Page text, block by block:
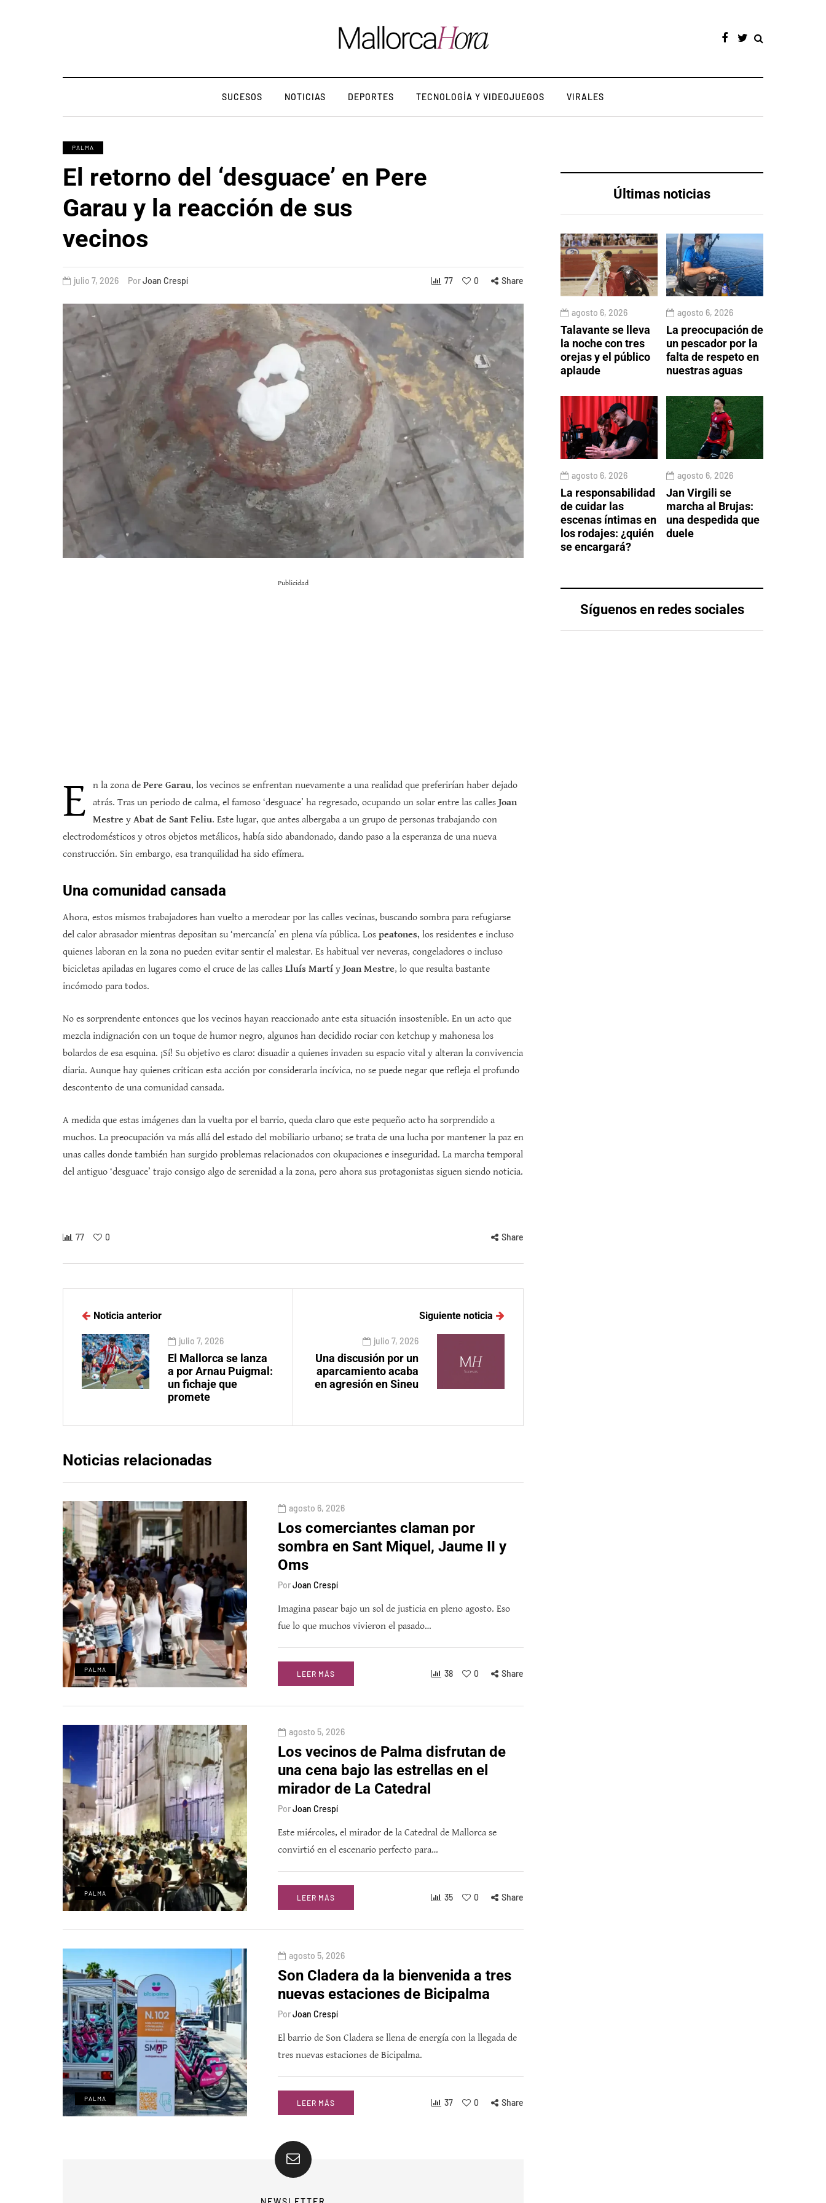
SUCESOS NOTICIAS DEPORTES TECNOLOGÍA Y VIDEOJUEGOS VIRALES
PALMA
El retorno del ‘desguace’ en Pere
Garau y la reacción de sus
vecinos
julio 7, 2026 PorJoan Crespí 77 0 Share
Publicidad
E n la zona de Pere Garau, los vecinos se enfrentan nuevamente a una realidad que preferirían haber dejado
atrás. Tras un periodo de calma, el famoso ‘desguace’ ha regresado, ocupando un solar entre las calles Joan
Mestre y Abat de Sant Feliu. Este lugar, que antes albergaba a un grupo de personas trabajando con
electrodomésticos y otros objetos metálicos, había sido abandonado, dando paso a la esperanza de una nueva
construcción. Sin embargo, esa tranquilidad ha sido efímera.
Una comunidad cansada
Ahora, estos mismos trabajadores han vuelto a merodear por las calles vecinas, buscando sombra para refugiarse
del calor abrasador mientras depositan su ‘mercancía’ en plena vía pública. Los peatones, los residentes e incluso
quienes laboran en la zona no pueden evitar sentir el malestar. Es habitual ver neveras, congeladores o incluso
bicicletas apiladas en lugares como el cruce de las calles Lluís Martí y Joan Mestre, lo que resulta bastante
incómodo para todos.
No es sorprendente entonces que los vecinos hayan reaccionado ante esta situación insostenible. En un acto que
mezcla indignación con un toque de humor negro, algunos han decidido rociar con ketchup y mahonesa los
bolardos de esa esquina. ¡Sí! Su objetivo es claro: disuadir a quienes invaden su espacio vital y alteran la convivencia
diaria. Aunque hay quienes critican esta acción por considerarla incívica, no se puede negar que refleja el profundo
descontento de una comunidad cansada.
A medida que estas imágenes dan la vuelta por el barrio, queda claro que este pequeño acto ha sorprendido a
muchos. La preocupación va más allá del estado del mobiliario urbano; se trata de una lucha por mantener la paz en
unas calles donde también han surgido problemas relacionados con okupaciones e inseguridad. La marcha temporal
del antiguo ‘desguace’ trajo consigo algo de serenidad a la zona, pero ahora sus protagonistas siguen siendo noticia.
77 0 Share
Últimas noticias
agosto 6, 2026
Talavante se lleva
la noche con tres
orejas y el público
aplaude
agosto 6, 2026
La preocupación de
un pescador por la
falta de respeto en
nuestras aguas
agosto 6, 2026
La responsabilidad
de cuidar las
escenas íntimas en
los rodajes: ¿quién
se encargará?
agosto 6, 2026
Jan Virgili se
marcha al Brujas:
una despedida que
duele
Síguenos en redes sociales
Noticia anterior
julio 7, 2026
El Mallorca se lanza
a por Arnau Puigmal:
un fichaje que
promete
Siguiente noticia
julio 7, 2026
Una discusión por un
aparcamiento acaba
en agresión en Sineu
Noticias relacionadas
PALMA
agosto 6, 2026
Los comerciantes claman por
sombra en Sant Miquel, Jaume II y
Oms
PorJoan Crespí
Imagina pasear bajo un sol de justicia en pleno agosto. Eso
fue lo que muchos vivieron el pasado…
LEER MÁS 38 0 Share
PALMA
agosto 5, 2026
Los vecinos de Palma disfrutan de
una cena bajo las estrellas en el
mirador de La Catedral
PorJoan Crespí
Este miércoles, el mirador de la Catedral de Mallorca se
convirtió en el escenario perfecto para…
LEER MÁS 35 0 Share
PALMA
agosto 5, 2026
Son Cladera da la bienvenida a tres
nuevas estaciones de Bicipalma
PorJoan Crespí
El barrio de Son Cladera se llena de energía con la llegada de
tres nuevas estaciones de Bicipalma.
LEER MÁS 37 0 Share